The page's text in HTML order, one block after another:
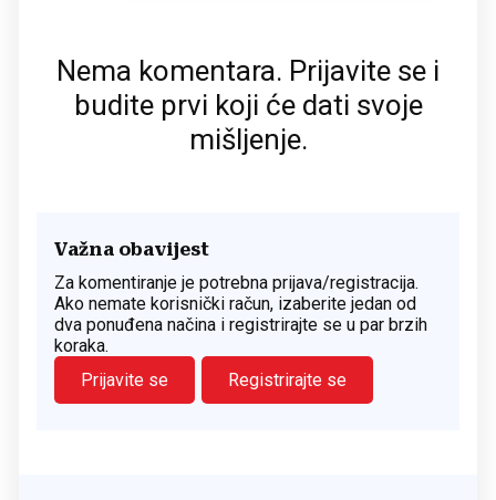
Nema komentara. Prijavite se i
budite prvi koji će dati svoje
mišljenje.
Važna obavijest
Za komentiranje je potrebna prijava/registracija.
Ako nemate korisnički račun, izaberite jedan od
dva ponuđena načina i registrirajte se u par brzih
koraka.
Prijavite se
Registrirajte se